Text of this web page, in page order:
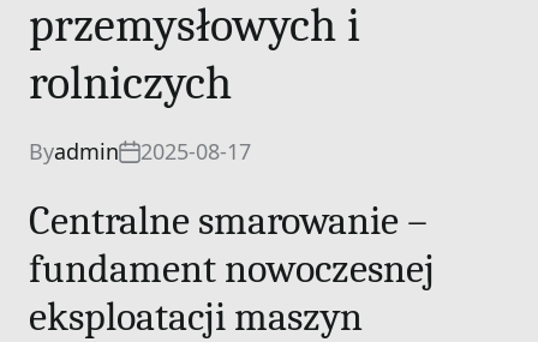
przemysłowych i
rolniczych
Byadmin 2025-08-17
Centralne smarowanie –
fundament nowoczesnej
eksploatacji maszyn